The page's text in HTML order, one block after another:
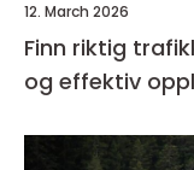
12. March 2026
Finn riktig
og effektiv